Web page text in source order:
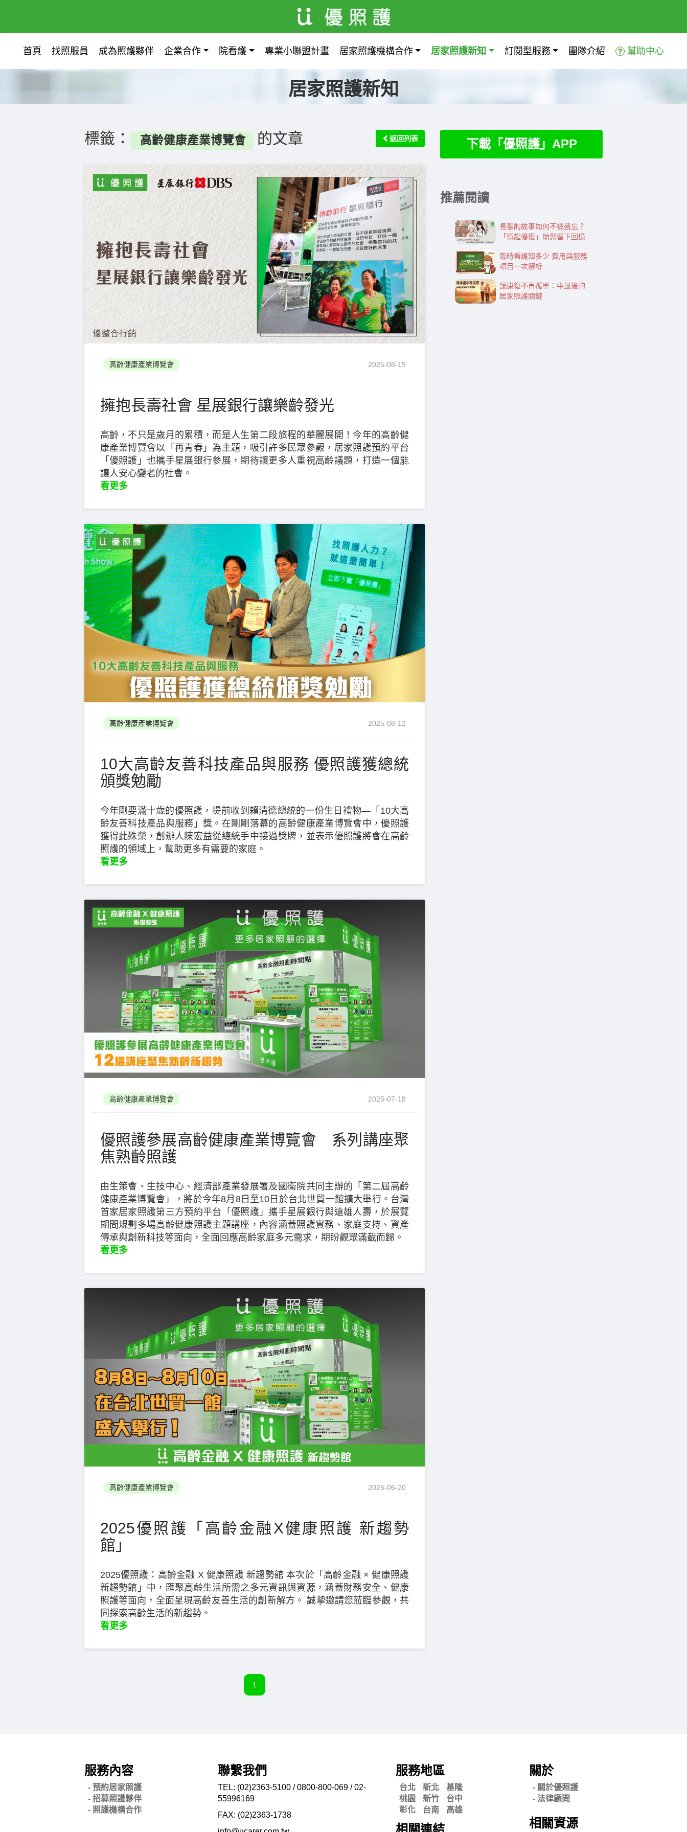
首頁 找照服員 成為照護夥伴 企業合作 院看護 專業小聯盟計畫 居家照護機構合作 居家照護新知 訂閱型服務 團隊介紹 幫助中心
居家照護新知
標籤： 高齡健康產業博覽會 的文章 返回列表
高齡健康產業博覽會 2025-08-19
擁抱長壽社會 星展銀行讓樂齡發光
高齡，不只是歲月的累積，而是人生第二段旅程的華麗展開！今年的高齡健
康產業博覽會以「再青春」為主題，吸引許多民眾參觀，居家照護預約平台
「優照護」也攜手星展銀行參展，期待讓更多人重視高齡議題，打造一個能
讓人安心變老的社會。
看更多
高齡健康產業博覽會 2025-08-12
10大高齡友善科技產品與服務 優照護獲總統
頒獎勉勵
今年剛要滿十歲的優照護，提前收到賴清德總統的一份生日禮物—「10大高
齡友善科技產品與服務」獎。在剛剛落幕的高齡健康產業博覽會中，優照護
獲得此殊榮，創辦人陳宏益從總統手中接過獎牌，並表示優照護將會在高齡
照護的領域上，幫助更多有需要的家庭。
看更多
高齡健康產業博覽會 2025-07-18
優照護參展高齡健康產業博覽會 系列講座聚
焦熟齡照護
由生策會、生技中心、經濟部產業發展署及國衛院共同主辦的「第二屆高齡
健康產業博覽會」，將於今年8月8日至10日於台北世貿一館擴大舉行。台灣
首家居家照護第三方預約平台「優照護」攜手星展銀行與遠雄人壽，於展覽
期間規劃多場高齡健康照護主題講座，內容涵蓋照護實務、家庭支持、資產
傳承與創新科技等面向，全面回應高齡家庭多元需求，期盼觀眾滿載而歸。
看更多
高齡健康產業博覽會 2025-06-20
2025優照護「高齡金融X健康照護 新趨勢
館」
2025優照護：高齡金融 X 健康照護 新趨勢館 本次於「高齡金融 × 健康照護
新趨勢館」中，匯聚高齡生活所需之多元資訊與資源，涵蓋財務安全、健康
照護等面向，全面呈現高齡友善生活的創新解方。 誠摯邀請您蒞臨參觀，共
同探索高齡生活的新趨勢。
看更多
1
下載「優照護」APP
推薦閱讀
長輩的故事如何不被遺忘？
「憶起優復」助您留下回憶
臨時看護知多少 費用與服務
項目一次解析
讓康復不再孤單：中風後的
居家照護關鍵
服務內容
- 預約居家照護
- 招募照護夥伴
- 照護機構合作
聯繫我們
TEL: (02)2363-5100 / 0800-800-069 / 02-
55996169
FAX: (02)2363-1738
服務地區
台北 新北
基隆
桃園
新竹
台中
彰化
台南 高雄
相關連結
關於
- 關於優照護
-法律顧問
相關資源